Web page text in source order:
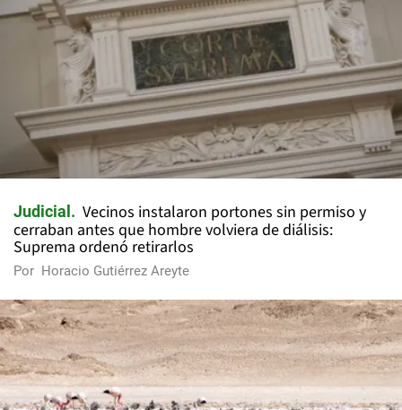
Judicial
Vecinos instalaron portones sin permiso y
cerraban antes que hombre volviera de diálisis:
Suprema ordenó retirarlos
Por Horacio Gutiérrez Areyte